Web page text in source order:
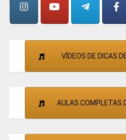
VÍDEOS DE DICAS
AULAS COMPLETAS